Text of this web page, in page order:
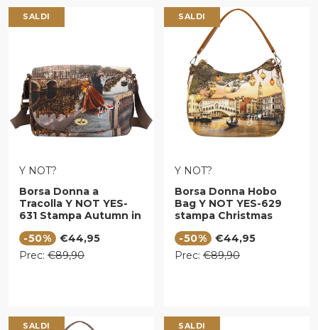
Saldi Donna Borse
SALDI
VENDITORE:
Y NOT?
Borsa Donna a
Tracolla Y NOT YES-
631 Stampa Autumn in
-50%
Prezzo di vendita
€44,95
Prezzo regolare
Prec: €89,90
SALDI
VENDITORE:
Y NOT?
Borsa Donna Hobo
Bag Y NOT YES-629
stampa Christmas
-50%
Prezzo di vendita
€44,95
Prezzo regolare
Prec: €89,90
SALDI SALDI